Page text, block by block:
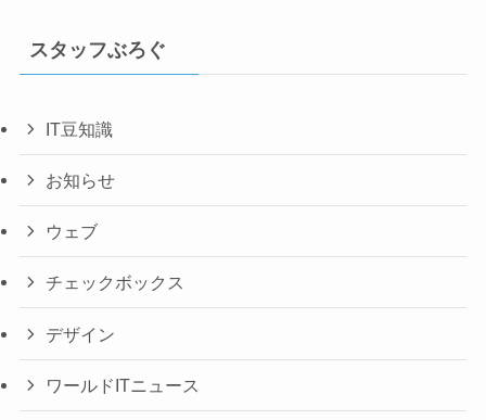
スタッフぶろぐ
IT豆知識
お知らせ
ウェブ
チェックボックス
デザイン
ワールドITニュース